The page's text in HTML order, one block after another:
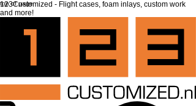
top of page
123Customized - Flight cases, foam inlays, custom work
and more!